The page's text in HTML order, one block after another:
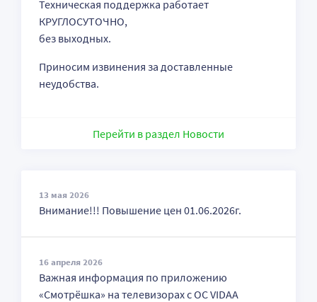
Техническая поддержка работает
КРУГЛОСУТОЧНО,
без выходных.
Приносим извинения за доставленные
неудобства.
Перейти в раздел Новости
13 мая 2026
Внимание!!! Повышение цен 01.06.2026г.
16 апреля 2026
Важная информация по приложению
«Смотрёшка» на телевизорах с ОС VIDAA